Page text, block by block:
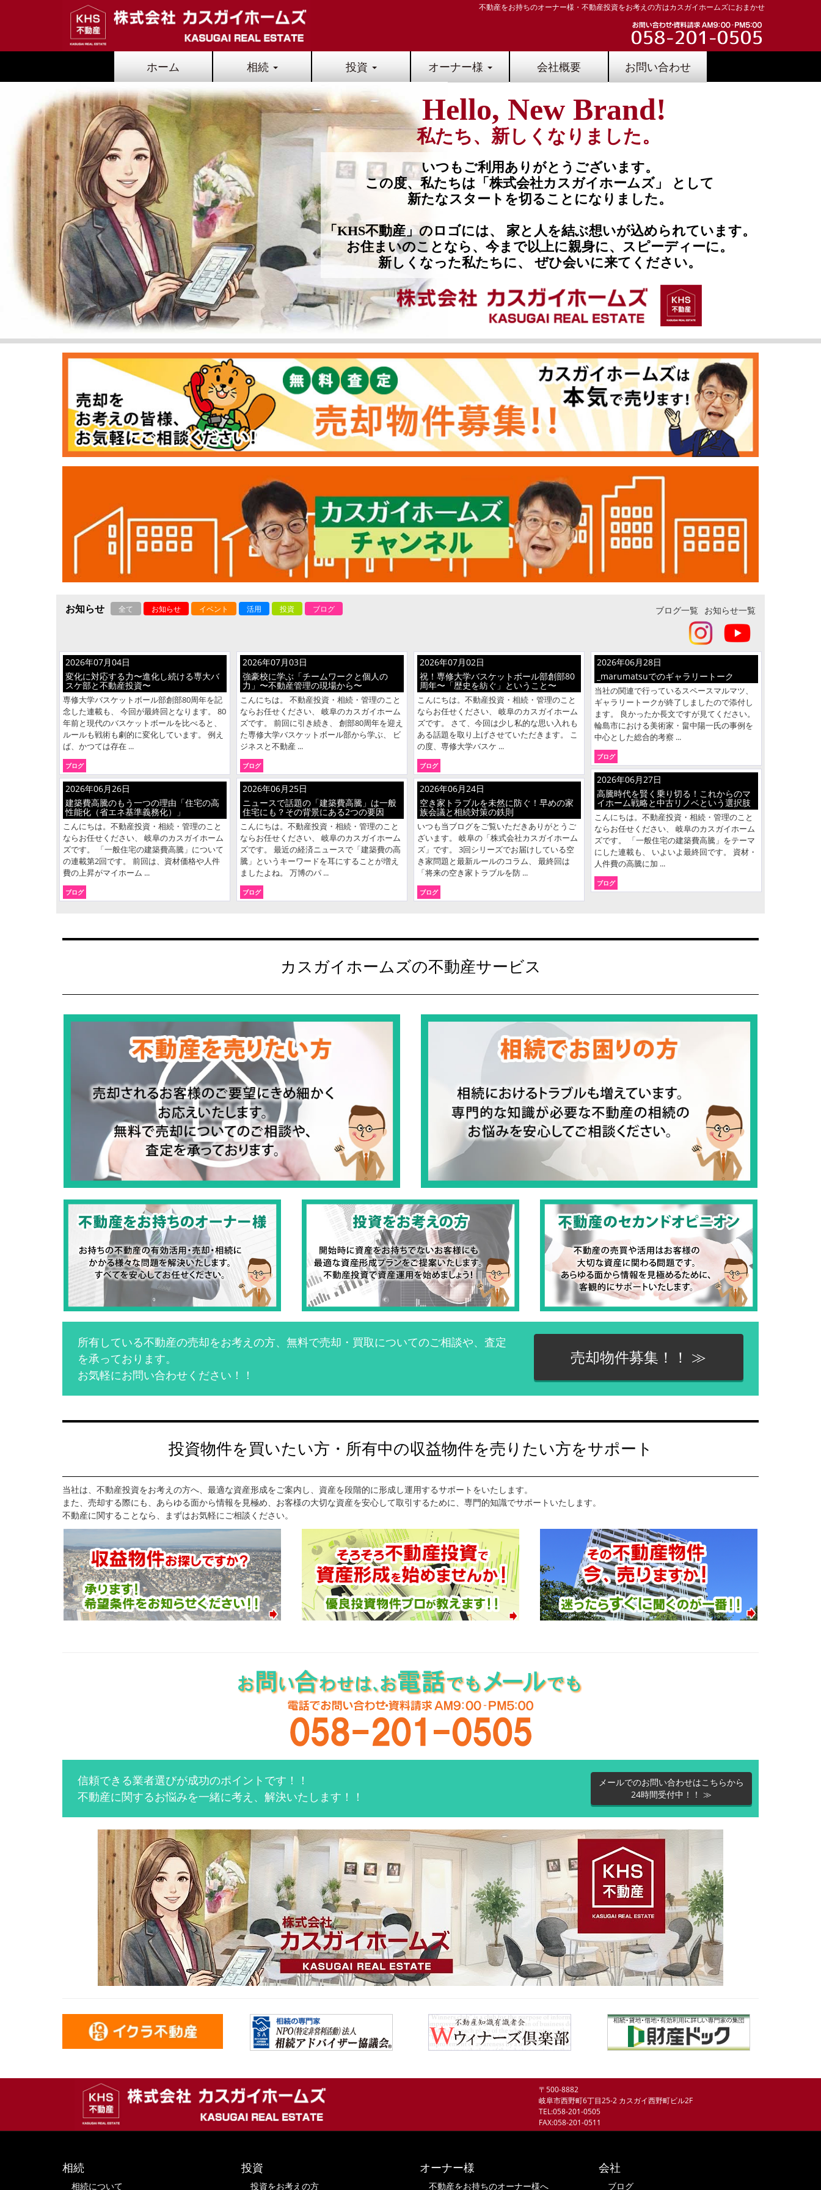
不動産をお持ちのオーナー様・不動産投資をお考えの方はカスガイホームズにおまかせ
ホーム 相続 投資 オーナー様 会社概要 お問い合わせ
Hello, New Brand!
私たち、新しくなりました。
いつもご利用ありがとうございます。
この度、私たちは「株式会社カスガイホームズ」 として
新たなスタートを切ることになりました。
「KHS不動産」のロゴには、 家と人を結ぶ想いが込められています。
お住まいのことなら、今まで以上に親身に、スピーディーに。
新しくなった私たちに、 ぜひ会いに来てください。
お知らせ お知らせ一覧
ブログ一覧
全て お知らせ イベント 活用 投資 ブログ
2026年07月04日
変化に対応する力〜進化し続ける専大バ
スケ部と不動産投資〜
専修大学バスケットボール部創部80周年を記
念した連載も、 今回が最終回となります。 80
年前と現代のバスケットボールを比べると、
ルールも戦術も劇的に変化しています。 例え
ば、かつては存在 ...
ブログ
2026年07月03日
強豪校に学ぶ「チームワークと個人の
力」〜不動産管理の現場から〜
こんにちは。 不動産投資・相続・管理のこと
ならお任せください、 岐阜のカスガイホーム
ズです。 前回に引き続き、 創部80周年を迎え
た専修大学バスケットボール部から学ぶ、 ビ
ジネスと不動産 ...
ブログ
2026年07月02日
祝！専修大学バスケットボール部創部80
周年〜「歴史を紡ぐ」ということ〜
こんにちは。不動産投資・相続・管理のこと
ならお任せください、 岐阜のカスガイホーム
ズです。 さて、今回は少し私的な思い入れも
ある話題を取り上げさせていただきます。 こ
の度、専修大学バスケ ...
ブログ
2026年06月28日
_marumatsuでのギャラリートーク
当社の関連で行っているスペースマルマツ、
ギャラリートークが終了しましたので添付し
ます。 良かったか長文ですが見てください。
輪島市における美術家・畠中陽一氏の事例を
中心とした総合的考察 ...
ブログ
2026年06月27日
高騰時代を賢く乗り切る！これからのマ
イホーム戦略と中古リノベという選択肢
こんにちは。不動産投資・相続・管理のこと
ならお任せください、 岐阜のカスガイホーム
ズです。 「一般住宅の建築費高騰」をテーマ
にした連載も、 いよいよ最終回です。 資材・
人件費の高騰に加 ...
ブログ
2026年06月26日
建築費高騰のもう一つの理由「住宅の高
性能化（省エネ基準義務化）」
こんにちは。不動産投資・相続・管理のこと
ならお任せください、 岐阜のカスガイホーム
ズです。 「一般住宅の建築費高騰」について
の連載第2回です。 前回は、資材価格や人件
費の上昇がマイホーム ...
ブログ
2026年06月25日
ニュースで話題の「建築費高騰」は一般
住宅にも？その背景にある2つの要因
こんにちは。不動産投資・相続・管理のこと
ならお任せください、 岐阜のカスガイホーム
ズです。 最近の経済ニュースで「建築費の高
騰」というキーワードを耳にすることが増え
ましたよね。 万博のパ ...
ブログ
2026年06月24日
空き家トラブルを未然に防ぐ！早めの家
族会議と相続対策の鉄則
いつも当ブログをご覧いただきありがとうご
ざいます。 岐阜の「株式会社カスガイホーム
ズ」です。 3回シリーズでお届けしている空
き家問題と最新ルールのコラム、 最終回は
「将来の空き家トラブルを防 ...
ブログ
カスガイホームズの不動産サービス
所有している不動産の売却をお考えの方、無料で売却・買取についてのご相談や、査定
を承っております。
お気軽にお問い合わせください！！
売却物件募集！！ ≫
投資物件を買いたい方・所有中の収益物件を売りたい方をサポート
当社は、不動産投資をお考えの方へ、最適な資産形成をご案内し、資産を段階的に形成し運用するサポートをいたします。
また、売却する際にも、あらゆる面から情報を見極め、お客様の大切な資産を安心して取引するために、専門的知識でサポートいたします。
不動産に関することなら、まずはお気軽にご相談ください。
信頼できる業者選びが成功のポイントです！！
不動産に関するお悩みを一緒に考え、解決いたします！！
メールでのお問い合わせはこちらから
24時間受付中！！ ≫
〒500-8882
岐阜市西野町6丁目25-2 カスガイ西野町ビル2F
TEL:058-201-0505
FAX:058-201-0511
相続
相続について
投資
投資をお考えの方
オーナー様
不動産をお持ちのオーナー様へ
会社
ブログ